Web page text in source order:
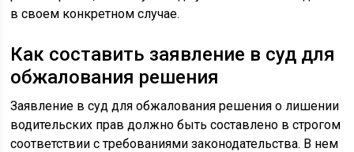
в своем конкретном случае.
Как составить заявление в суд для
обжалования решения
Заявление в суд для обжалования решения о лишении
водительских прав должно быть составлено в строгом
соответствии с требованиями законодательства. В нем